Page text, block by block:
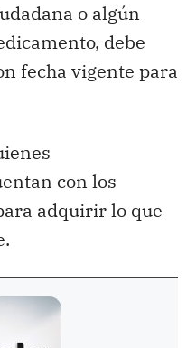
o algún
debe
fecha vigente para
con los
adquirir lo que